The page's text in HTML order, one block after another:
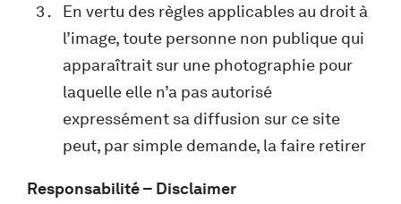
En vertu des règles applicables au droit à
l’image, toute personne non publique qui
apparaîtrait sur une photographie pour
laquelle elle n’a pas autorisé
expressément sa diffusion sur ce site
peut, par simple demande, la faire retirer
Responsabilité – Disclaimer